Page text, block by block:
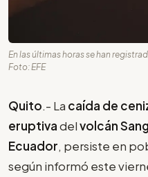
En las últimas horas se han
Foto: EFE
Quito.- La caída de
eruptivadelvolcán
Ecuador, persiste en
según informó este